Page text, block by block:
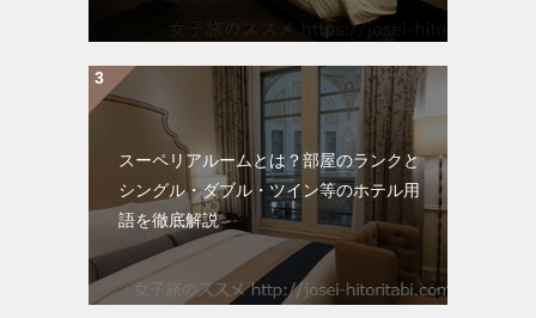
スーペリアルームとは？部屋のランクと
シングル・ダブル・ツイン等のホテル用
語を徹底解説